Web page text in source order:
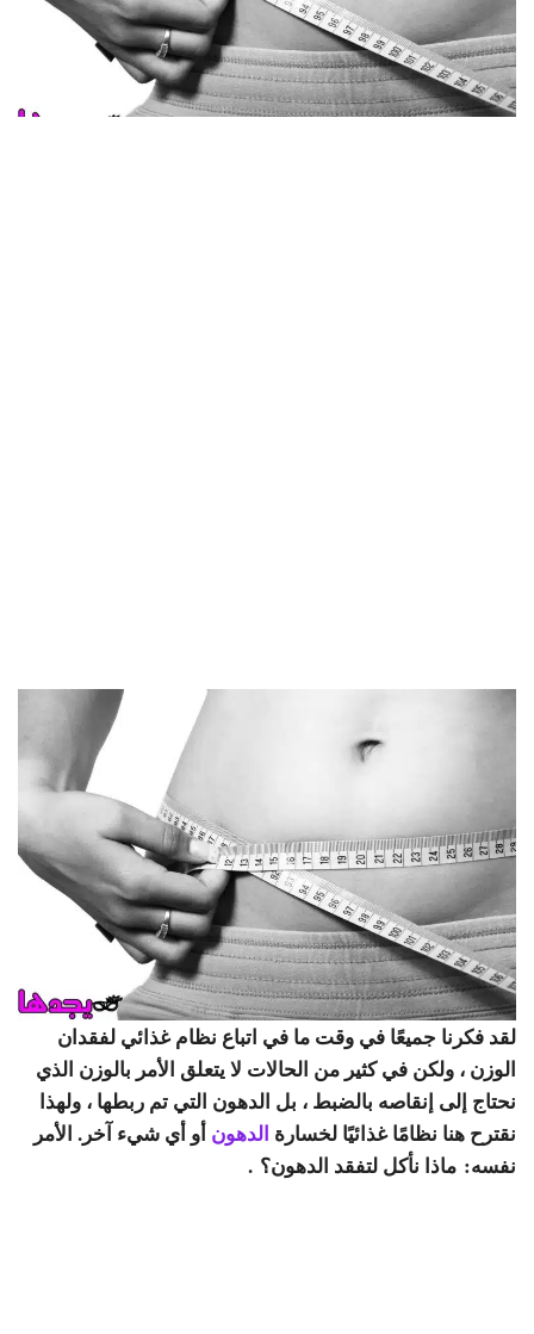
لقد فكرنا جميعًا في وقت ما في اتباع نظام غذائي لفقدان
الوزن ، ولكن في كثير من الحالات لا يتعلق الأمر بالوزن الذي
نحتاج إلى إنقاصه بالضبط ، بل الدهون التي تم ربطها ، ولهذا
نقترح هنا نظامًا غذائيًا لخسارة الدهون أو أي شيء آخر. الأمر
نفسه: ماذا نأكل لتفقد الدهون؟ .